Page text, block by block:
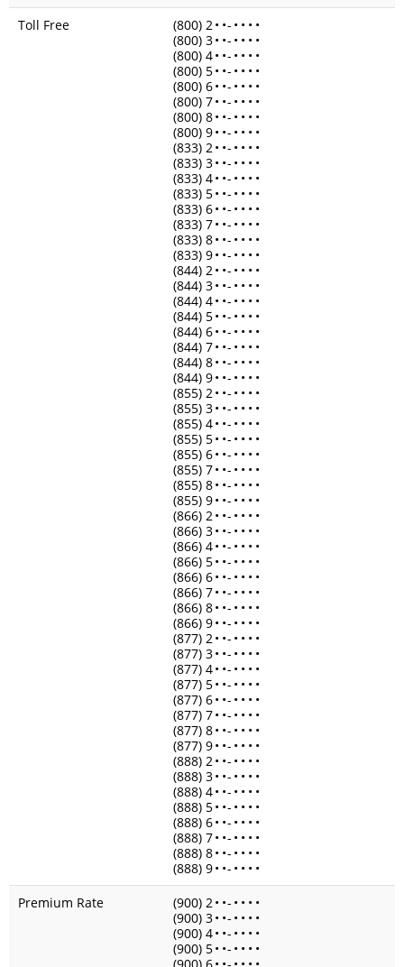
Toll Free
(800) 2• •- • • • •
(800) 3• •- • • • •
(800) 4• •- • • • •
(800) 5• •- • • • •
(800) 6• •- • • • •
(800) 7• •- • • • •
(800) 8• •- • • • •
(800) 9• •- • • • •
(833) 2• •- • • • •
(833) 3• •- • • • •
(833) 4• •- • • • •
(833) 5• •- • • • •
(833) 6• •- • • • •
(833) 7• •- • • • •
(833) 8• •- • • • •
(833) 9• •- • • • •
(844) 2• •- • • • •
(844) 3• •- • • • •
(844) 4• •- • • • •
(844) 5• •- • • • •
(844) 6• •- • • • •
(844) 7• •- • • • •
(844) 8• •- • • • •
(844) 9• •- • • • •
(855) 2• •- • • • •
(855) 3• •- • • • •
(855) 4• •- • • • •
(855) 5• •- • • • •
(855) 6• •- • • • •
(855) 7• •- • • • •
(855) 8• •- • • • •
(855) 9• •- • • • •
(866) 2• •- • • • •
(866) 3• •- • • • •
(866) 4• •- • • • •
(866) 5• •- • • • •
(866) 6• •- • • • •
(866) 7• •- • • • •
(866) 8• •- • • • •
(866) 9• •- • • • •
(877) 2• •- • • • •
(877) 3• •- • • • •
(877) 4• •- • • • •
(877) 5• •- • • • •
(877) 6• •- • • • •
(877) 7• •- • • • •
(877) 8• •- • • • •
(877) 9• •- • • • •
(888) 2• •- • • • •
(888) 3• •- • • • •
(888) 4• •- • • • •
(888) 5• •- • • • •
(888) 6• •- • • • •
(888) 7• •- • • • •
(888) 8• •- • • • •
(888) 9• •- • • • •
Premium Rate
(900) 2• •- • • • •
(900) 3• •- • • • •
(900) 4• •- • • • •
(900) 5• •- • • • •